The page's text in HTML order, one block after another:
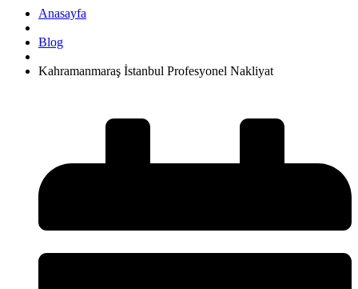
Anasayfa
Blog
Kahramanmaraş İstanbul Profesyonel Nakliyat